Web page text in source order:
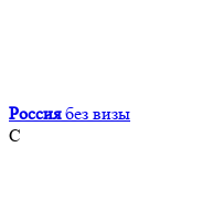
Россия без визы
С